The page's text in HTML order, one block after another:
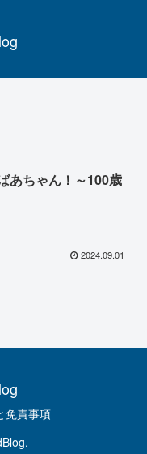
あちゃん！～100歳
2024.09.01
免責事項